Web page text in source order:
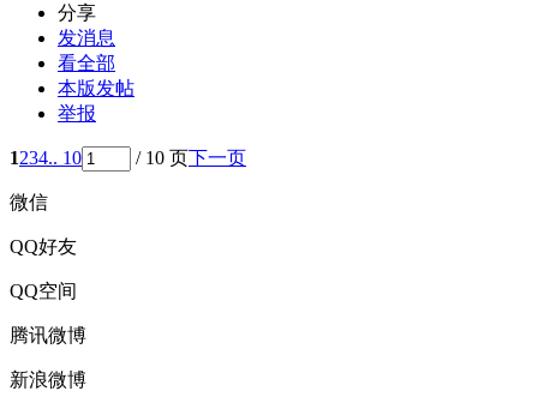
分享
发消息
看全部
本版发帖
举报
1234.. 10 / 10 页下一页
微信
QQ好友
QQ空间
腾讯微博
新浪微博